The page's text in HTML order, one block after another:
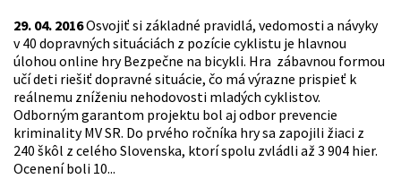
29. 04. 2016Osvojiť si základné pravidlá, vedomosti a návyky
v 40 dopravných situáciách z pozície cyklistu je hlavnou
úlohou online hry Bezpečne na bicykli. Hra zábavnou formou
učí deti riešiť dopravné situácie, čo má výrazne prispieť k
reálnemu zníženiu nehodovosti mladých cyklistov.
Odborným garantom projektu bol aj odbor prevencie
kriminality MV SR. Do prvého ročníka hry sa zapojili žiaci z
240 škôl z celého Slovenska, ktorí spolu zvládli až 3 904 hier.
Ocenení boli 10...